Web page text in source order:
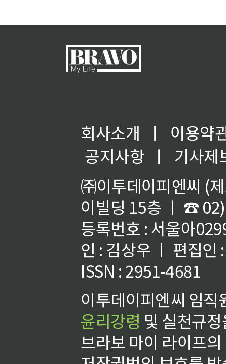
회사소개 ㅣ
이용약
공지사항
ㅣ
기사제
㈜이투데이피엔씨 (
이빌딩 15층 ㅣ ☎
등록번호 : 서울아
인 : 김상우 ㅣ 편집인
ISSN : 2951-4681
이투데이피엔씨 임
윤리강령 및 실천규
브라보 마이 라이프